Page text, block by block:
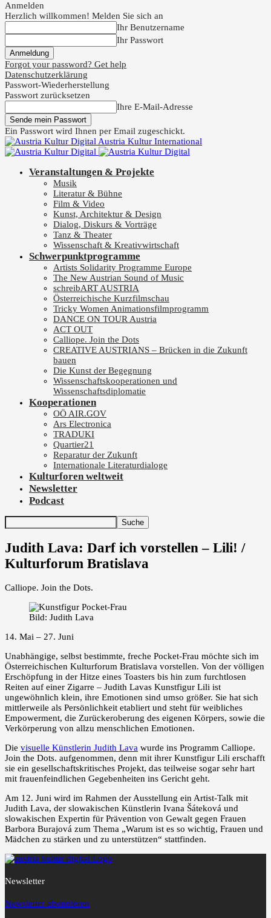
Anmelden
Herzlich willkommen! Melden Sie sich an
Ihr Benutzername
Ihr Passwort
Forgot your password? Get help
Datenschutzerklärung
Passwort-Wiederherstellung
Passwort zurücksetzen
Ihre E-Mail-Adresse
Ein Passwort wird Ihnen per Email zugeschickt.
Austria Kultur International
Veranstaltungen & Projekte
Musik
Literatur & Bühne
Film & Video
Kunst, Architektur & Design
Dialog, Diskurs & Vorträge
Tanz & Theater
Wissenschaft & Kreativwirtschaft
Schwerpunktprogramme
Artists Solidarity Programme Europe
The New Austrian Sound of Music
schreibART AUSTRIA
Österreichische Kurzfilmschau
Tricky Women Animationsfilmprogramm
DANCE ON TOUR Austria
ACT OUT
Calliope. Join the Dots
CREATIVE AUSTRIANS – Brücken in die Zukunft
bauen
Die Kunst der Begegnung
Wissenschaftskooperationen und
Wissenschaftsdiplomatie
Kooperationen
OÖ AIR.GOV
Ars Electronica
TRADUKI
Quartier21
Reparatur der Zukunft
Internationale Literaturdialoge
Kulturforen weltweit
Newsletter
Podcast
Judith Lava: Darf ich vorstellen – Lili! /
Kulturforum Bratislava
Calliope. Join the Dots.
Bild: Judith Lava
14. Mai – 27. Juni
Unabhängige, selbst bestimmte, freche Pocket-Frau möchte sich im
Österreichischen Kulturforum Bratislava vorstellen. Von der völligen
Erschöpfung in der Hitze eines Toasters bis hin zum furchtlosen
Reiten auf einer Zigarre – Judith Lavas Kunstfigur Lili ist
ungewöhnlich klein, ihre Emotionen sind umso größer. Sie hat sich
mittlerweile als Persönlichkeit etabliert und steht für weibliches
Empowerment, die Zurückeroberung des eigenen Körpers, sowie die
Verkörperung von allzu menschlichen Emotionen.
Die visuelle Künstlerin Judith Lava wurde ins Programm Calliope.
Join the Dots. aufgenommen, denn mit ihrer Kunstfigur Lili erschafft
sie ein gesellschaftskritisches Projekt, das teilweise sogar sehr hart
mit frauenfeindlichen Gegebenheiten ins Gericht geht.
Am 12. Juni wird im Rahmen der Ausstellung ein Artist-Talk mit
Judith Lava, der slowakischen Künstlerin Ivana Šáteková und
slowakischen Expertin für Prävention von Gewalt gegen Frauen
Barbora Burajová zum Thema „Warum ist es so wichtig, Frauen und
Mädchen zu stärken und zu unterstützen“ stattfinden.
Newsletter
Newsletter abonnieren